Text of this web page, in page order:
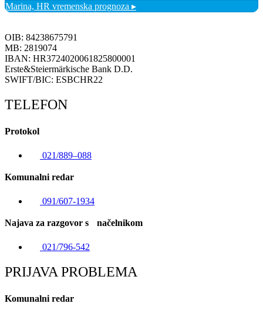
Marina, HR vremenska prognoza ▸
OIB: 84238675791
MB: 2819074
IBAN: HR3724020061825800001
Erste&Steiermärkische Bank D.D.
SWIFT/BIC: ESBCHR22
TELEFON
Protokol
021/889–088
Komunalni redar
091/607-1934
Najava za razgovor s načelnikom
021/796-542
PRIJAVA PROBLEMA
Komunalni redar